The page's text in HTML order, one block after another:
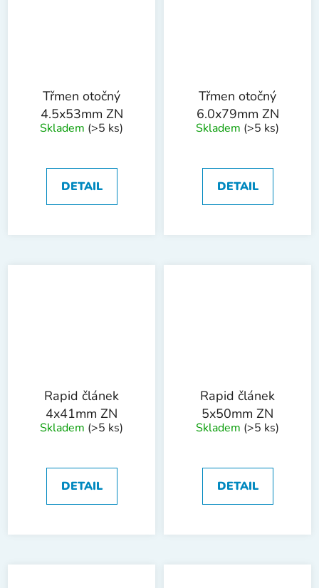
Třmen otočný
4.5x53mm ZN
Skladem (>5 ks)
DETAIL
Třmen otočný
6.0x79mm ZN
Skladem (>5 ks)
DETAIL
Rapid článek
4x41mm ZN
Skladem (>5 ks)
DETAIL
Rapid článek
5x50mm ZN
Skladem (>5 ks)
DETAIL